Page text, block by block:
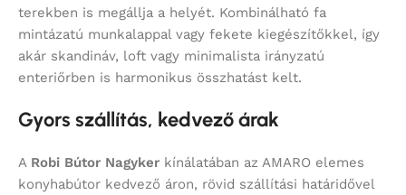
terekben is megállja a helyét. Kombinálható fa
mintázatú munkalappal vagy fekete kiegészítőkkel, így
akár skandináv, loft vagy minimalista irányzatú
enteriőrben is harmonikus összhatást kelt.
Gyors szállítás, kedvező árak
A Robi Bútor Nagyker kínálatában az AMARO elemes
konyhabútor kedvező áron, rövid szállítási határidővel